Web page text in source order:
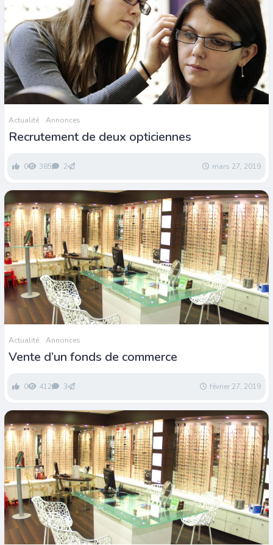
Actualité Annonces
Recrutement de deux opticiennes
0 385 2 mars 27, 2019
Actualité Annonces
Vente d’un fonds de commerce
0 412 3 février 27, 2019